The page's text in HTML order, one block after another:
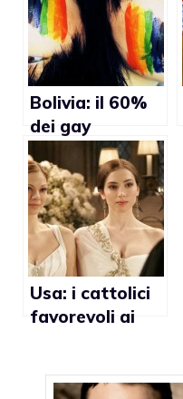
tutelati a livello
internazionale
Bolivia: il 60%
dei gay
favorevole a
leggi sulle
unioni civili
Usa: i cattolici
favorevoli ai